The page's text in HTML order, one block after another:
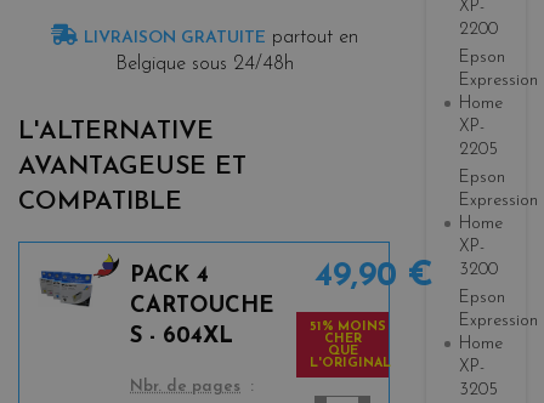
LIVRAISON GRATUITE partout en
Belgique sous 24/48h
L'ALTERNATIVE
AVANTAGEUSE ET
COMPATIBLE
PACK 4
CARTOUCHE
S - 604XL
color
Nbr. de pages
49,90 €
51% MOINS
CHER
QUE
L'ORIGINAL
XP-
2200
Epson
Expression
Home
XP-
2205
Epson
Expression
Home
XP-
3200
Epson
Expression
Home
XP-
3205